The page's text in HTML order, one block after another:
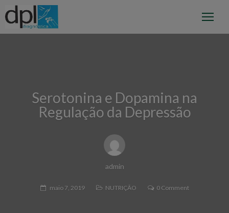
Serotonina e Dopamina na
Regulação da Depressão
admin
maio 7, 2019 NUTRIÇÃO 0 Comment